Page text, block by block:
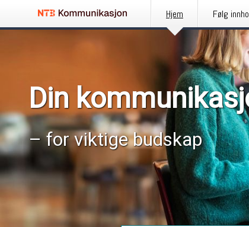
Hjem Følg
Din
– for viktige budskap